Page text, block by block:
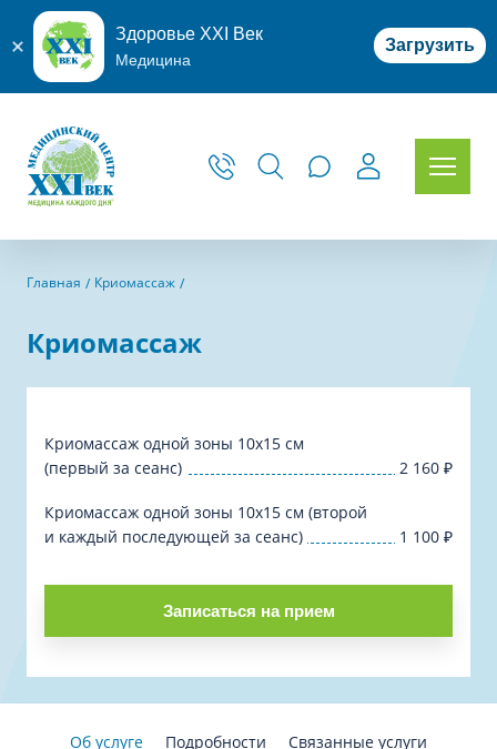
Здоровье XXI Век
Медицина
Загрузить
Главная Криомассаж
Криомассаж
Криомассаж одной зоны 10х15 см
(первый за сеанс)
2 160 ₽
Криомассаж одной зоны 10х15 см (второй
и каждый последующей за сеанс)
1 100 ₽
Записаться на прием
Об услуге Подробности
Связанные услуги